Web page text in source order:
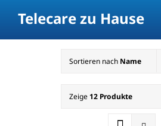
Telecare zu Hause
Sortieren nach Name
Zeige 12 Produkte